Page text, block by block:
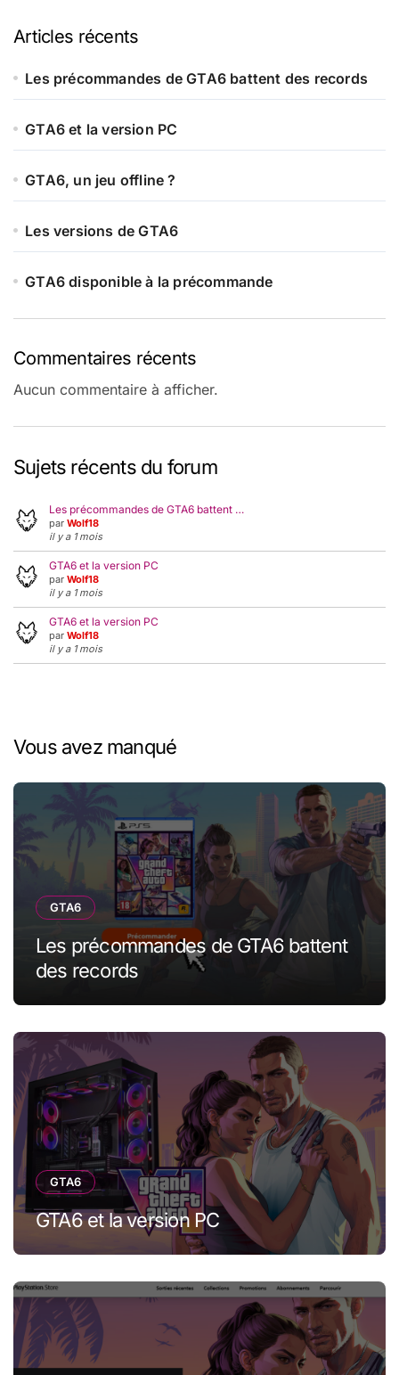
Articles récents
Les précommandes de GTA6 battent des records
GTA6 et la version PC
GTA6, un jeu offline ?
Les versions de GTA6
GTA6 disponible à la précommande
Commentaires récents
Aucun commentaire à afficher.
Sujets récents du forum
Les précommandes de GTA6 battent …
par Wolf18
il y a 1 mois
GTA6 et la version PC
par Wolf18
il y a 1 mois
GTA6 et la version PC
par Wolf18
il y a 1 mois
Vous avez manqué
GTA6
Les précommandes de GTA6 battent
des records
GTA6
GTA6 et la version PC